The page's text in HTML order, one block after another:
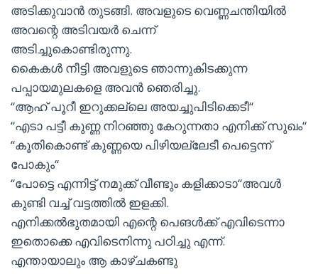
അടിക്കുവാൻ തുടങ്ങി. അവളുടെ വെണ്ണചന്തിയിൽ
അവന്റെ അടിവയർ ചെന്ന്
അടിച്ചുകൊണ്ടിരുന്നു.
കൈകൾ നീട്ടി അവളുടെ ഞാന്നുകിടക്കുന്ന
പപ്പായമുലകളെ അവൻ ഞെരിച്ചു.
“ആഹ് പൂറീ ഇറുക്കല്ലെ അയച്ചുപിടിക്കെടീ“
“എടാ പട്ടീ കുണ്ണ നിറഞ്ഞു കേറുന്നതാ എനിക്ക് സുഖം“
“കൂതികൊണ്ട് കുണ്ണയെ പിഴിയല്ലേടീ പെട്ടെന്ന്
പോകും“
“പോട്ടെ എന്നിട്ട് നമുക്ക് വീണ്ടും കളിക്കാടാ“അവൾ
കുണ്ടി വച്ച് വട്ടത്തിൽ ഇളക്കി.
എനിക്കൽഭുതമായി എന്റെ പെങൾക്ക് എവിടെന്നാ
ഇതൊക്കെ എവിടെനിന്നു പഠിച്ചു എന്ന്.
എന്തായാലും ആ കാഴ്ചകണ്ടു